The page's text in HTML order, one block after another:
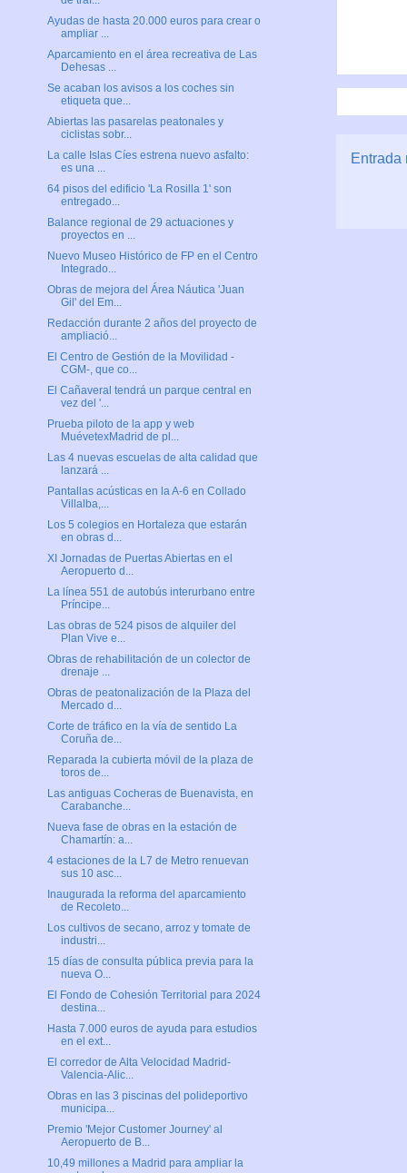
Entrada
Ayudas de hasta 20.000 euros para crear o
ampliar ...
Aparcamiento en el área recreativa de Las
Dehesas ...
Se acaban los avisos a los coches sin
etiqueta que...
Abiertas las pasarelas peatonales y
ciclistas sobr...
La calle Islas Cíes estrena nuevo asfalto:
es una ...
64 pisos del edificio 'La Rosilla 1' son
entregado...
Balance regional de 29 actuaciones y
proyectos en ...
Nuevo Museo Histórico de FP en el Centro
Integrado...
Obras de mejora del Área Náutica 'Juan
Gil' del Em...
Redacción durante 2 años del proyecto de
ampliació...
El Centro de Gestión de la Movilidad -
CGM-, que co...
El Cañaveral tendrá un parque central en
vez del '...
Prueba piloto de la app y web
MuévetexMadrid de pl...
Las 4 nuevas escuelas de alta calidad que
lanzará ...
Pantallas acústicas en la A-6 en Collado
Villalba,...
Los 5 colegios en Hortaleza que estarán
en obras d...
XI Jornadas de Puertas Abiertas en el
Aeropuerto d...
La línea 551 de autobús interurbano entre
Príncipe...
Las obras de 524 pisos de alquiler del
Plan Vive e...
Obras de rehabilitación de un colector de
drenaje ...
Obras de peatonalización de la Plaza del
Mercado d...
Corte de tráfico en la vía de sentido La
Coruña de...
Reparada la cubierta móvil de la plaza de
toros de...
Las antiguas Cocheras de Buenavista, en
Carabanche...
Nueva fase de obras en la estación de
Chamartín: a...
4 estaciones de la L7 de Metro renuevan
sus 10 asc...
Inaugurada la reforma del aparcamiento
de Recoleto...
Los cultivos de secano, arroz y tomate de
industri...
15 días de consulta pública previa para la
nueva O...
El Fondo de Cohesión Territorial para 2024
destina...
Hasta 7.000 euros de ayuda para estudios
en el ext...
El corredor de Alta Velocidad Madrid-
Valencia-Alic...
Obras en las 3 piscinas del polideportivo
municipa...
Premio 'Mejor Customer Journey' al
Aeropuerto de B...
10,49 millones a Madrid para ampliar la